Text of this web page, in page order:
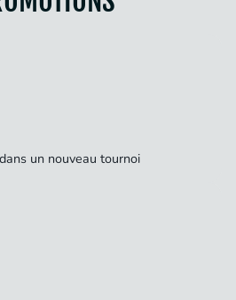
un nouveau tournoi